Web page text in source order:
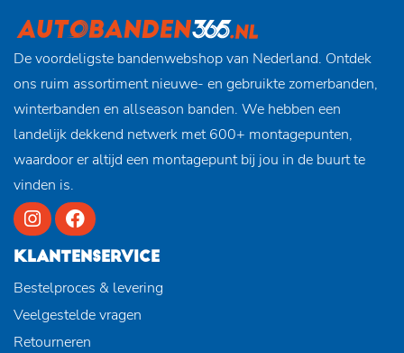
De voordeligste bandenwebshop van Nederland. Ontdek
ons ruim assortiment nieuwe- en gebruikte zomerbanden,
winterbanden en allseason banden. We hebben een
landelijk dekkend netwerk met 600+ montagepunten,
waardoor er altijd een montagepunt bij jou in de buurt te
vinden is.
KLANTENSERVICE
Bestelproces & levering
Veelgestelde vragen
Retourneren